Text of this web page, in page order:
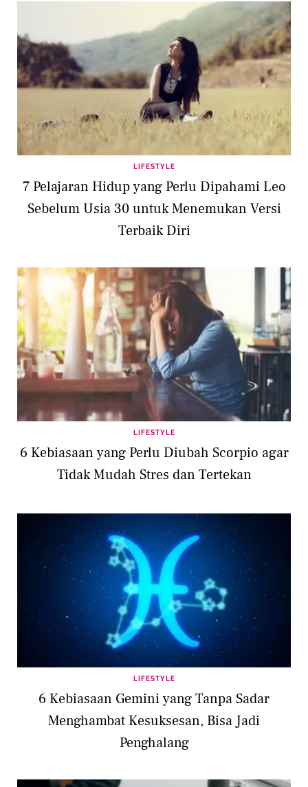
LIFESTYLE
7 Pelajaran Hidup yang Perlu Dipahami Leo
Sebelum Usia 30 untuk Menemukan Versi
Terbaik Diri
LIFESTYLE
6 Kebiasaan yang Perlu Diubah Scorpio agar
Tidak Mudah Stres dan Tertekan
LIFESTYLE
6 Kebiasaan Gemini yang Tanpa Sadar
Menghambat Kesuksesan, Bisa Jadi
Penghalang